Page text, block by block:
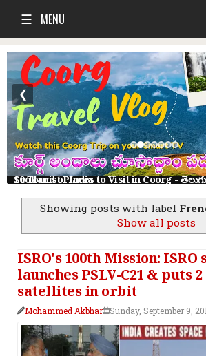
☰ MENU
10 Tourist Places to Visit in Coorg - తెలుగులో కూర్గ్ ట్రిప్ - Scotland of India
❮
Showing posts with label
Show all posts
ISRO's 100th Mission:
launches PSLV-C21 & puts
satellites in orbit
Mohammed Akbhar Sunday, September 9,